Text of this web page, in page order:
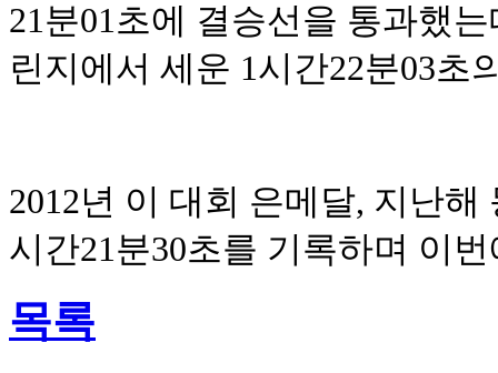
21분01초에 결승선을 통과했
린지에서 세운 1시간22분03초
2012년 이 대회 은메달, 지난
시간21분30초를 기록하며 이
목록